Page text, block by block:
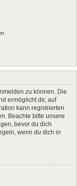
zu können. Die
ermöglicht dir, auf
kann registrierten
Beachte bitte unsere
bevor du dich
wenn du dich in